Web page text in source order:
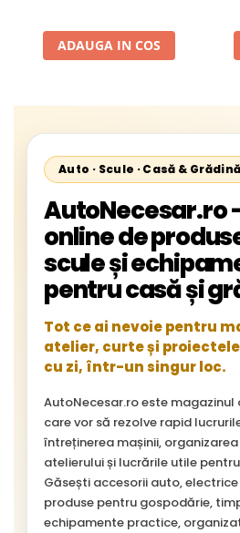
ADAUGA IN COS
Auto · Scule · Casă & Grădină
AutoNecesar.ro
online de
scule și
pentru casă și
Tot ce ai nevoie pentru
atelier, curte și
cu zi, într-un singur loc.
AutoNecesar.ro este magazinul
care vor să rezolve rapid
întreținerea mașinii,
atelierului și lucrările utile
Găsești accesorii auto,
produse pentru gospodărie,
echipamente practice,